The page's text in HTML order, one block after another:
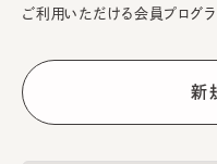
ご利用いただける会員プログ